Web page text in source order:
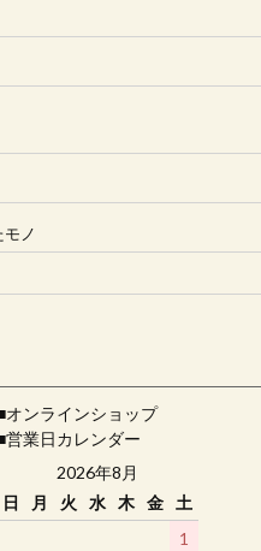
ノ
オンラインショップ
営業日カレンダー
2026年8月
日
月 火 水 木 金
土
1